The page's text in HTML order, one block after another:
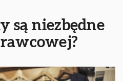
są niezbędne